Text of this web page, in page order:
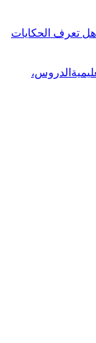
هل تعرف الحكايات
الدروس،